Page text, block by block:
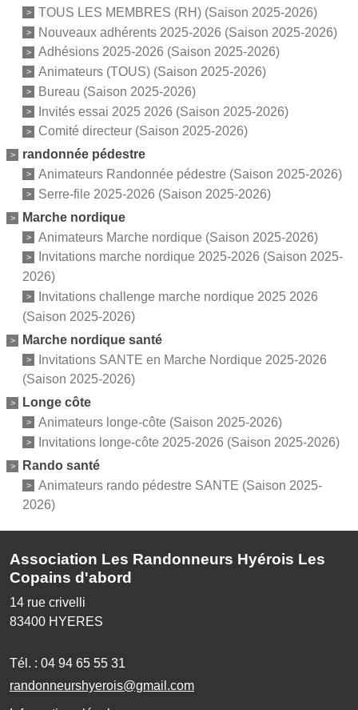
TOUS LES MEMBRES (RH) (Saison 2025-2026)
Nouveaux adhérents 2025-2026 (Saison 2025-2026)
Adhésions 2025-2026 (Saison 2025-2026)
Animateurs (TOUS) (Saison 2025-2026)
Bureau (Saison 2025-2026)
Invités essai 2025 2026 (Saison 2025-2026)
Comité directeur (Saison 2025-2026)
randonnée pédestre
Animateurs Randonnée pédestre (Saison 2025-2026)
Serre-file 2025-2026 (Saison 2025-2026)
Marche nordique
Animateurs Marche nordique (Saison 2025-2026)
Invitations marche nordique 2025-2026 (Saison 2025-
2026)
Invitations challenge marche nordique 2025 2026
(Saison 2025-2026)
Marche nordique santé
Invitations SANTE en Marche Nordique 2025-2026
(Saison 2025-2026)
Longe côte
Animateurs longe-côte (Saison 2025-2026)
Invitations longe-côte 2025-2026 (Saison 2025-2026)
Rando santé
Animateurs rando pédestre SANTE (Saison 2025-
2026)
Association Les Randonneurs Hyérois Les
Copains d'abord
14 rue crivelli
83400 HYERES
Tél. : 04 94 65 55 31
randonneurshyerois@gmail.com